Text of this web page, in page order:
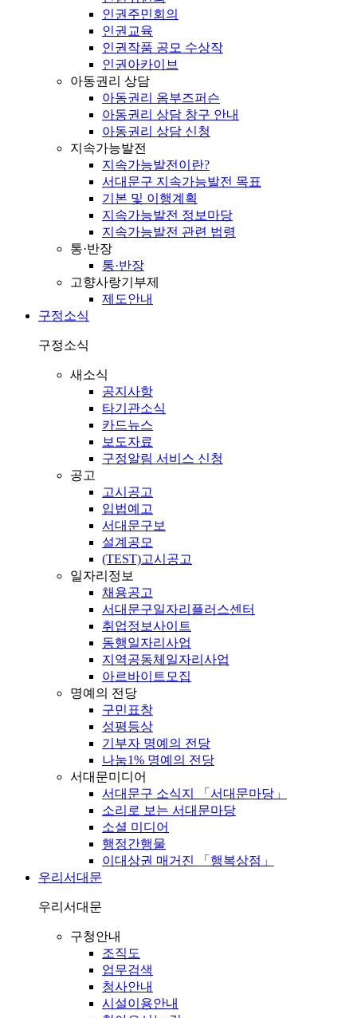
인권주민회의
인권교육
인권작품 공모 수상작
인권아카이브
아동권리 상담
아동권리 옴부즈퍼슨
아동권리 상담 창구 안내
아동권리 상담 신청
지속가능발전
지속가능발전이란?
서대문구 지속가능발전 목표
기본 및 이행계획
지속가능발전 정보마당
지속가능발전 관련 법령
통·반장
통·반장
고향사랑기부제
제도안내
구정소식
구정소식
새소식
공지사항
타기관소식
카드뉴스
보도자료
구정알림 서비스 신청
공고
고시공고
입법예고
서대문구보
설계공모
(TEST)고시공고
일자리정보
채용공고
서대문구일자리플러스센터
취업정보사이트
동행일자리사업
지역공동체일자리사업
아르바이트모집
명예의 전당
구민표창
성평등상
기부자 명예의 전당
나눔1% 명예의 전당
서대문미디어
서대문구 소식지 「서대문마당」
소리로 보는 서대문마당
소셜 미디어
행정간행물
이대상권 매거진 「행복상점」
우리서대문
우리서대문
구청안내
조직도
업무검색
청사안내
시설이용안내